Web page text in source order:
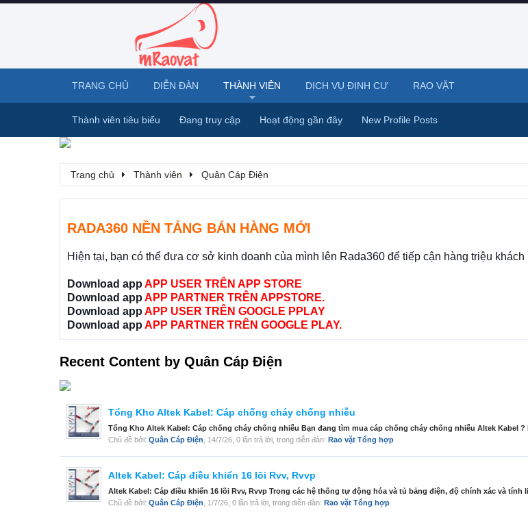
Trang chủ Thành viên Quân Cáp Điện
RADA360 NỀN TẢNG BÁN HÀNG MỚI
Hiện tại, bạn có thể đưa cơ sở kinh doanh của mình lên Rada360 để tiếp cận hàng triệu khách
Download app APP USER TRÊN APP STORE
Download app APP PARTNER TRÊN APPSTORE.
Download app APP USER TRÊN GOOGLE PPLAY
Download app APP PARTNER TRÊN GOOGLE PLAY.
Recent Content by Quân Cáp Điện
Tổng Kho Altek Kabel: Cáp chống cháy chống nhiễu
Tổng Kho Altek Kabel: Cáp chống cháy chống nhiễu Bạn đang tìm mua cáp chống cháy chống nhiễu Altek Kabel
Chủ đề bởi: Quân Cáp Điện 14/7/26 , 0 lần trả lời, trong diễn đàn: Rao vặt Tổng hợp
Altek Kabel: Cáp điều khiển 16 lõi Rvv, Rvvp
Altek Kabel: Cáp điều khiển 16 lõi Rvv, Rvvp Trong các hệ thống tự động hóa và tủ bảng điện, độ chính xác và tính
Chủ đề bởi: Quân Cáp Điện 1/7/26 , 0 lần trả lời, trong diễn đàn: Rao vặt Tổng hợp
TRANG CHỦ DIỄN ĐÀN THÀNH VIÊN
Thành viên tiêu biểu Đang truy cập Hoạt động gần đây New Profile Posts
DỊCH VỤ ĐỊNH CƯ RAO VẶT